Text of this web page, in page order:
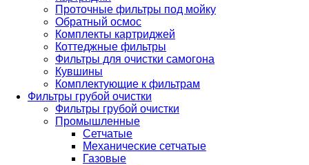
Проточные фильтры под мойку
Обратный осмос
Комплекты картриджей
Коттеджные фильтры
Фильтры для очистки самогона
Кувшины
Комплектующие к фильтрам
Фильтры грубой очистки
Фильтры грубой очистки
Промышленные
Сетчатые
Механические сетчатые
Газовые